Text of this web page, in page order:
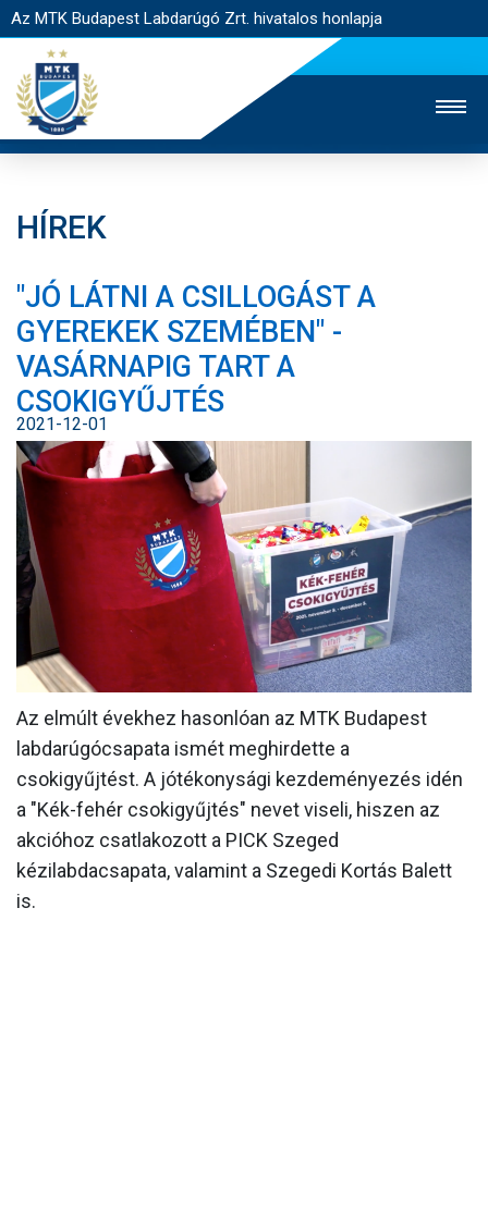
Az MTK Budapest Labdarúgó Zrt. hivatalos honlapja
JEGYÉRTÉKESÍTÉS
WEBSHOP
STADION
EGYESÜLET
KAPCSOLAT
NYITÓLAP
HÍREK
CSAPATOK
MÉRKŐZÉSEK
KLUB
GALÉRIA
SZURKOLÓI ÉLMÉNYEK
AKKREDITÁCIÓ
HÍREK
"JÓ LÁTNI A CSILLOGÁST A
GYEREKEK SZEMÉBEN" -
VASÁRNAPIG TART A
CSOKIGYŰJTÉS
2021-12-01
Az elmúlt évekhez hasonlóan az MTK Budapest
labdarúgócsapata ismét meghirdette a
csokigyűjtést. A jótékonysági kezdeményezés idén
a "Kék-fehér csokigyűjtés" nevet viseli, hiszen az
akcióhoz csatlakozott a PICK Szeged
kézilabdacsapata, valamint a Szegedi Kortás Balett
is.